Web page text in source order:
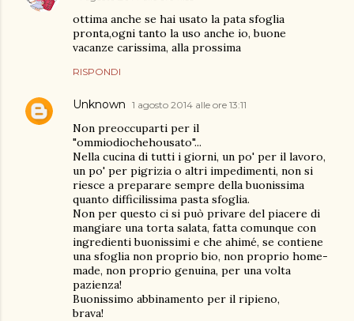
ottima anche se hai usato la pata sfoglia
pronta,ogni tanto la uso anche io, buone
vacanze carissima, alla prossima
RISPONDI
Unknown 1 agosto 2014 alle ore 13:11
Non preoccuparti per il
"ommiodiochehousato"...
Nella cucina di tutti i giorni, un po' per il lavoro,
un po' per pigrizia o altri impedimenti, non si
riesce a preparare sempre della buonissima
quanto difficilissima pasta sfoglia.
Non per questo ci si può privare del piacere di
mangiare una torta salata, fatta comunque con
ingredienti buonissimi e che ahimé, se contiene
una sfoglia non proprio bio, non proprio home-
made, non proprio genuina, per una volta
pazienza!
Buonissimo abbinamento per il ripieno,
brava!